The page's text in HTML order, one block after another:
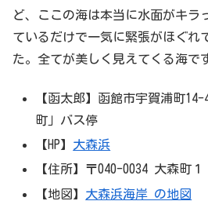
ど、ここの海は本当に水面がキラ
ているだけで一気に緊張がほぐれ
た。全てが美しく見えてくる海で
【函太郎】函館市宇賀浦町
町」バス停
【HP】 大森浜
【住所】〒040-0034 大森町１
【地図】 大森浜海岸 の地図